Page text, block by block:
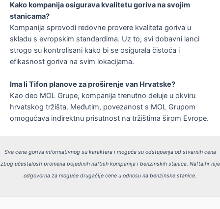
Kako kompanija osigurava kvalitetu goriva na svojim
stanicama?
Kompanija sprovodi redovne provere kvaliteta goriva u
skladu s evropskim standardima. Uz to, svi dobavni lanci
strogo su kontrolisani kako bi se osigurala čistoća i
efikasnost goriva na svim lokacijama.
Ima li Tifon planove za proširenje van Hrvatske?
Kao deo MOL Grupe, kompanija trenutno deluje u okviru
hrvatskog tržišta. Međutim, povezanost s MOL Grupom
omogućava indirektnu prisutnost na tržištima širom Evrope.
Sve cene goriva informativnog su karaktera i moguća su odstupanja od stvarnih cena
zbog učestalosti promena pojedinih naftnih kompanija i benzinskih stanica. Nafta.hr nije
odgovorna za moguće drugačije cene u odnosu na benzinske stanice.